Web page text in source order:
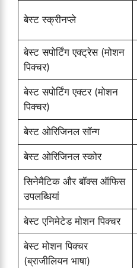
बेस्ट स्क्रीनप्ले
बेस्ट सपोर्टिंग एक्ट्रेस (मोशन
पिक्चर)
बेस्ट सपोर्टिंग एक्टर (मोशन
पिक्चर)
बेस्ट ओरिजिनल सॉन्ग
बेस्ट ओरिजिनल स्कोर
सिनेमैटिक और बॉक्स ऑफिस
उपलब्धियां
बेस्ट एनिमेटेड मोशन पिक्चर
बेस्ट मोशन पिक्चर
(ब्राजीलियन भाषा)